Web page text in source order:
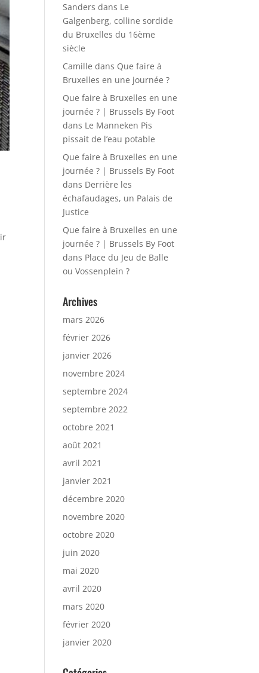
Sanders dans Le
Galgenberg, colline sordide
du Bruxelles du 16ème
siècle
Camille dans Que faire à
Bruxelles en une journée ?
Que faire à Bruxelles en une
journée ? | Brussels By Foot
dans Le Manneken Pis
pissait de l’eau potable
Que faire à Bruxelles en une
journée ? | Brussels By Foot
dans Derrière les
échafaudages, un Palais de
Justice
Que faire à Bruxelles en une
journée ? | Brussels By Foot
dans Place du Jeu de Balle
ou Vossenplein ?
Archives
mars 2026
février 2026
janvier 2026
novembre 2024
septembre 2024
septembre 2022
octobre 2021
août 2021
avril 2021
janvier 2021
décembre 2020
novembre 2020
octobre 2020
juin 2020
mai 2020
avril 2020
mars 2020
février 2020
janvier 2020